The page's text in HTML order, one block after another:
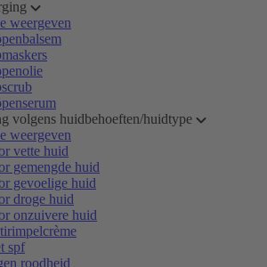
weergeven
volgens huidbehoeften/huidtype
weergeven
vette huid
gemengde huid
gevoelige huid
droge huid
onzuivere huid
spf
roodheid